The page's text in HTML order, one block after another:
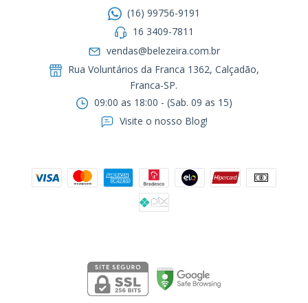
(16) 99756-9191
16 3409-7811
vendas@belezeira.com.br
Rua Voluntários da Franca 1362, Calçadão,
Franca-SP.ㅤㅤㅤㅤㅤㅤㅤㅤㅤㅤㅤ
09:00 as 18:00 - (Sab. 09 as 15)
Visite o nosso Blog!